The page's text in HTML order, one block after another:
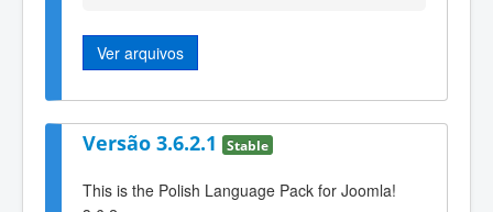
Ver arquivos
Versão 3.6.2.1 Stable
This is the Polish Language Pack for Joomla!